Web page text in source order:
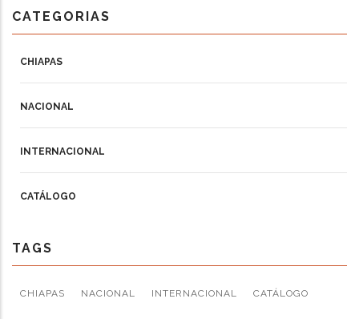
CATEGORIAS
CHIAPAS
NACIONAL
INTERNACIONAL
CATÁLOGO
TAGS
CHIAPAS NACIONAL INTERNACIONAL CATÁLOGO